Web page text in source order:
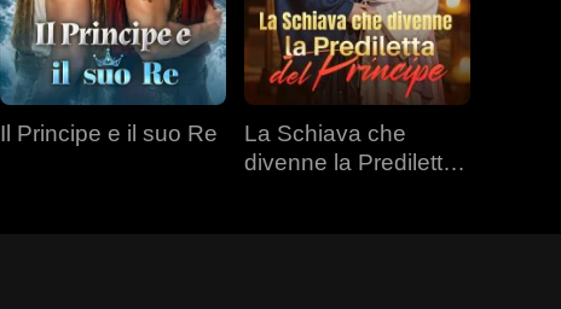
Il Principe e il suo Re
La Schiava che
divenne la Prediletta